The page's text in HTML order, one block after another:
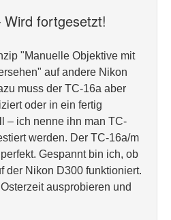
Wird fortgesetzt!
"Manuelle Objektive mit
auf andere Nikon
muss der TC-16a aber
oder in ein fertig
– ich nenne ihn man TC-
werden. Der TC-16a/m
Gespannt bin ich, ob
der Nikon D300 funktioniert.
ausprobieren und